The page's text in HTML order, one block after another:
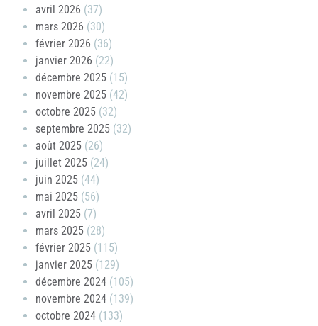
avril 2026 (37)
mars 2026 (30)
février 2026 (36)
janvier 2026 (22)
décembre 2025 (15)
novembre 2025 (42)
octobre 2025 (32)
septembre 2025 (32)
août 2025 (26)
juillet 2025 (24)
juin 2025 (44)
mai 2025 (56)
avril 2025 (7)
mars 2025 (28)
février 2025 (115)
janvier 2025 (129)
décembre 2024 (105)
novembre 2024 (139)
octobre 2024 (133)